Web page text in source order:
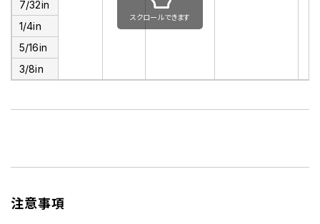
7/32in
1/4in
5/16in
3/8in
スクロールできます
注意事項